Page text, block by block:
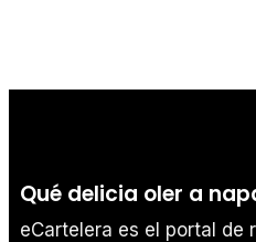
Qué delicia oler a
eCartelera es el portal de